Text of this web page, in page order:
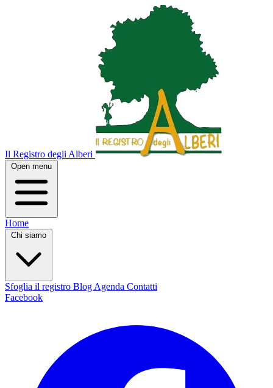
Il Registro degli Alberi
Open menu
Home
Chi siamo
Sfoglia il registro Blog Agenda Contatti
Facebook